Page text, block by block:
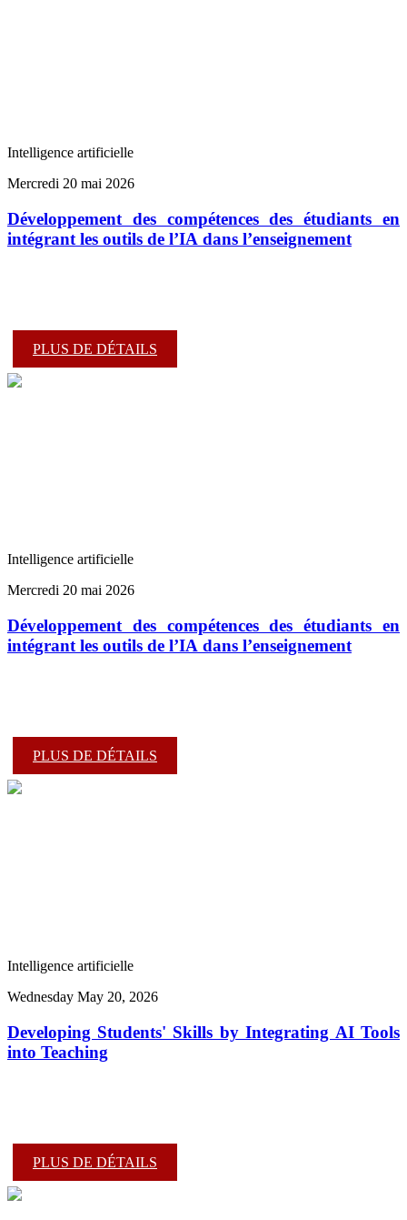
Intelligence artificielle
Mercredi 20 mai 2026
Développement des compétences des étudiants en
intégrant les outils de l’IA dans l’enseignement
PLUS DE DÉTAILS
Intelligence artificielle
Mercredi 20 mai 2026
Développement des compétences des étudiants en
intégrant les outils de l’IA dans l’enseignement
PLUS DE DÉTAILS
Intelligence artificielle
Wednesday May 20, 2026
Developing Students' Skills by Integrating AI Tools
into Teaching
PLUS DE DÉTAILS